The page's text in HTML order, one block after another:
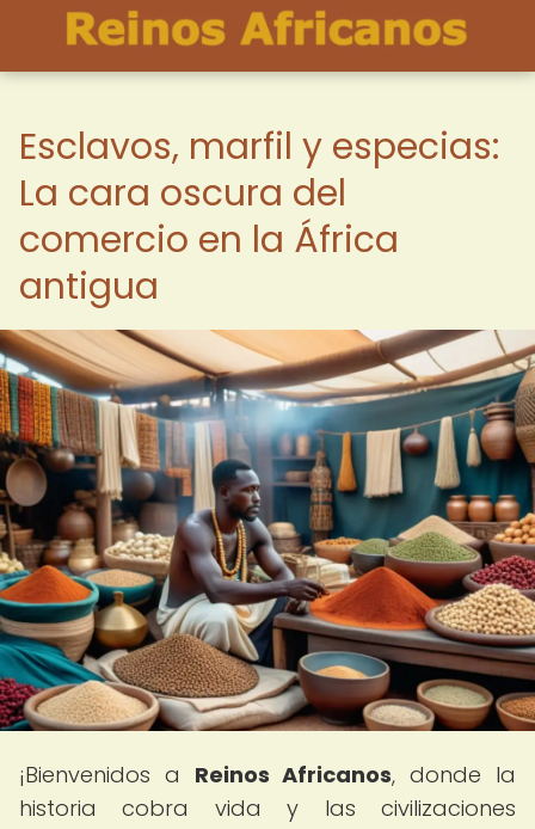
Esclavos, marfil y especias:
La cara oscura del
comercio en la África
antigua
¡Bienvenidos a Reinos Africanos, donde la
historia cobra vida y las civilizaciones